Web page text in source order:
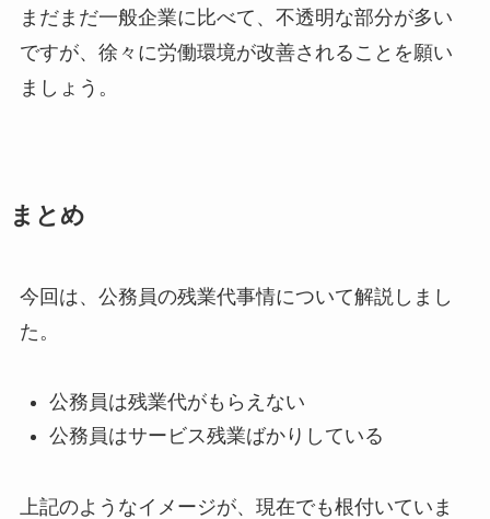
まだまだ一般企業に比べて、不透明な部分が多い
ですが、徐々に労働環境が改善されることを願い
ましょう。
まとめ
今回は、公務員の残業代事情について解説しまし
た。
公務員は残業代がもらえない
公務員はサービス残業ばかりしている
上記のようなイメージが、現在でも根付いていま